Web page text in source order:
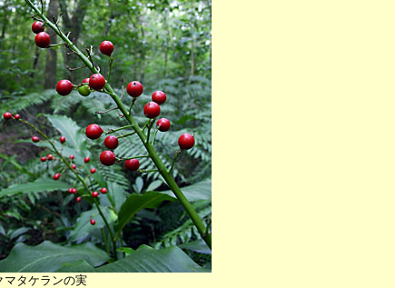
マタケランの実